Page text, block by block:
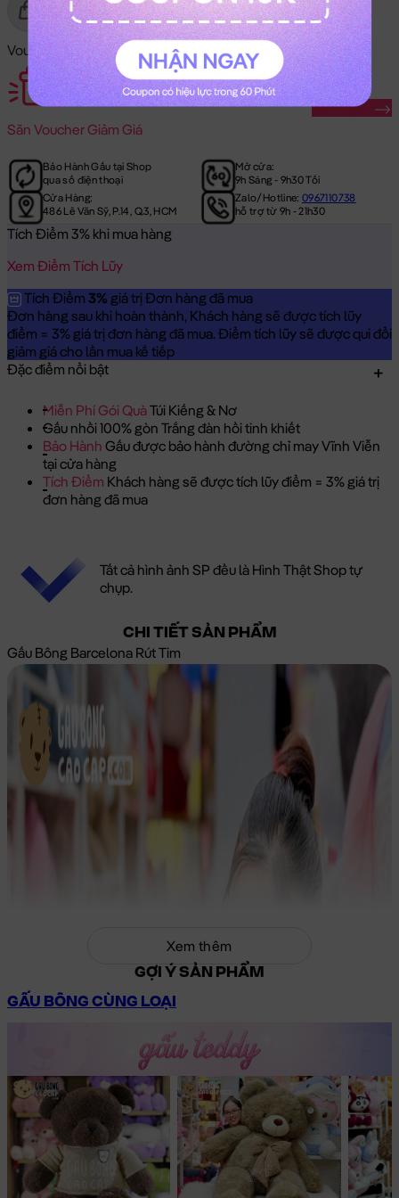
Gửi Tặng Mua Ngay
Voucher Mã Khuyến Mãi:
Săn Voucher Giảm Giá
Săn Ngay
Bảo Hành Gấu tại Shop
qua số điện thoại
Mở cửa:
9h Sáng - 9h30 Tối
Cửa Hàng:
486 Lê Văn Sỹ, P.14, Q.3, HCM
Zalo/Hotline:0967110738
hỗ trợ từ 9h - 21h30
Tích Điểm 3% khi mua hàng
Xem Điểm Tích Lũy
Tích Điểm 3% giá trị Đơn hàng đã mua
Đơn hàng sau khi hoàn thành, Khách hàng sẽ được tích lũy
điểm = 3% giá trị đơn hàng đã mua. Điểm tích lũy sẽ được qui đổi
giảm giá cho lần mua kế tiếp
Đặc điểm nổi bật
Miễn Phí Gói QuàTúi Kiếng & Nơ
Gấu nhồi 100% gòn Trắng đàn hồi tinh khiết
Bảo Hành Gấu được bảo hành đường chỉ may Vĩnh Viễn
tại cửa hàng
Tích Điểm Khách hàng sẽ được tích lũy điểm = 3% giá trị
đơn hàng đã mua
Tất cả hình ảnh SP đều là Hình Thật Shop tự
chụp.
CHI TIẾT SẢN PHẨM
Gấu Bông Barcelona Rút Tim
Xem thêm
GỢI Ý SẢN PHẨM
GẤU BÔNG CÙNG LOẠI